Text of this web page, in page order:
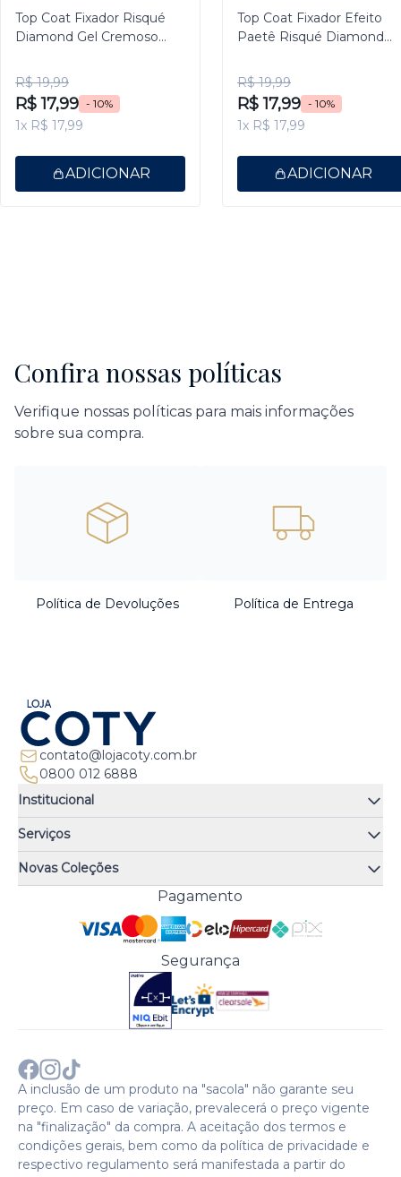
Top Coat Fixador Risqué
Diamond Gel Cremoso
R$ 19,99
R$ 17,99 - 10%
1x R$ 17,99
ADICIONAR
Top Coat Fixador Efeito
Paetê Risqué Diamond
R$ 19,99
R$ 17,99 - 10%
1x R$ 17,99
ADICIONAR
Confira nossas políticas
Verifique nossas políticas para mais informações
sobre sua compra.
Política de Devoluções Política de Entrega
contato@lojacoty.com.br
0800 012 6888
Institucional
Quem somos
Quiz de fragrâncias
Trocas e Devoluções
Troque Fácil
Perguntas Frequentes
Política de Pagamento
Política de Entrega
Política de Privacidade
Comprar com CNPJ?
Sobre a COTY no mundo
Serviços
Atendimento
Meus Pedidos
Trabalhe Conosco
Preferências de Cookies
Novas Coleções
Cenoura & Bronze
Pagamento
Segurança
A inclusão de um produto na "sacola" não garante seu
preço. Em caso de variação, prevalecerá o preço vigente
na "finalização" da compra. A aceitação dos termos e
condições gerais, bem como da política de privacidade e
respectivo regulamento será manifestada a partir do